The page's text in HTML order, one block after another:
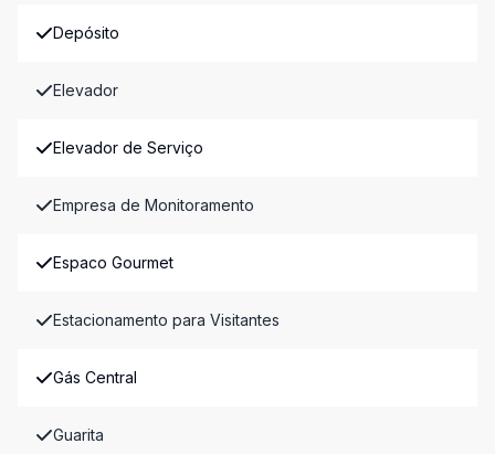
Depósito
Elevador
Elevador de Serviço
Empresa de Monitoramento
Espaco Gourmet
Estacionamento para Visitantes
Gás Central
Guarita